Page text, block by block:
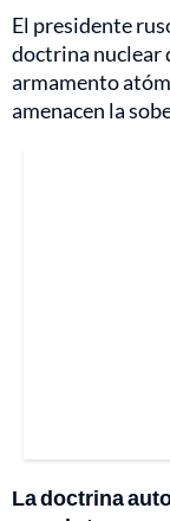
El presidente
doctrina nuclear
armamento
amenacen la
La doctrina